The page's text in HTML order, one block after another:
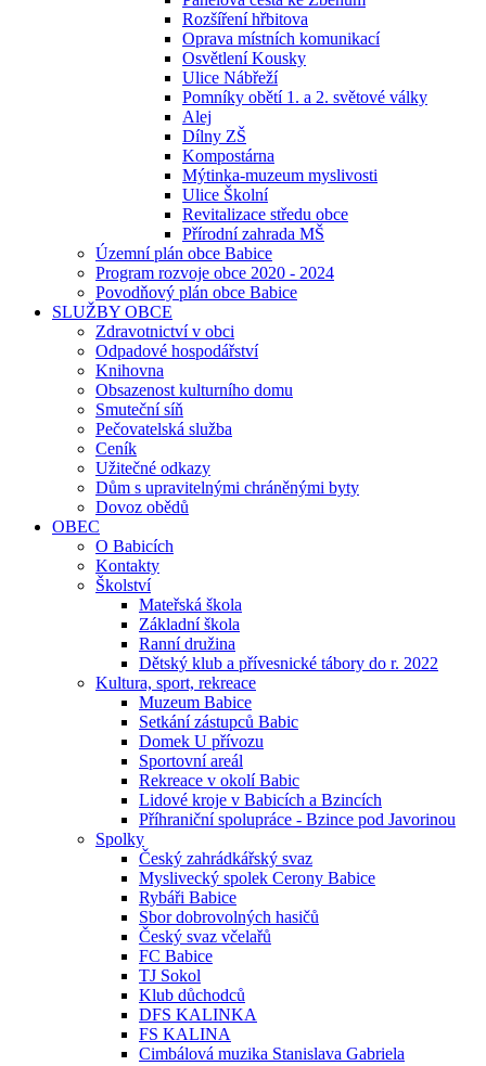
Rozšíření hřbitova
Oprava místních komunikací
Osvětlení Kousky
Ulice Nábřeží
Pomníky obětí 1. a 2. světové války
Alej
Dílny ZŠ
Kompostárna
Mýtinka-muzeum myslivosti
Ulice Školní
Revitalizace středu obce
Přírodní zahrada MŠ
Územní plán obce Babice
Program rozvoje obce 2020 - 2024
Povodňový plán obce Babice
SLUŽBY OBCE
Zdravotnictví v obci
Odpadové hospodářství
Knihovna
Obsazenost kulturního domu
Smuteční síň
Pečovatelská služba
Ceník
Užitečné odkazy
Dům s upravitelnými chráněnými byty
Dovoz obědů
OBEC
O Babicích
Kontakty
Školství
Mateřská škola
Základní škola
Ranní družina
Dětský klub a přívesnické tábory do r. 2022
Kultura, sport, rekreace
Muzeum Babice
Setkání zástupců Babic
Domek U přívozu
Sportovní areál
Rekreace v okolí Babic
Lidové kroje v Babicích a Bzincích
Příhraniční spolupráce - Bzince pod Javorinou
Spolky
Český zahrádkářský svaz
Myslivecký spolek Cerony Babice
Rybáři Babice
Sbor dobrovolných hasičů
Český svaz včelařů
FC Babice
TJ Sokol
Klub důchodců
DFS KALINKA
FS KALINA
Cimbálová muzika Stanislava Gabriela